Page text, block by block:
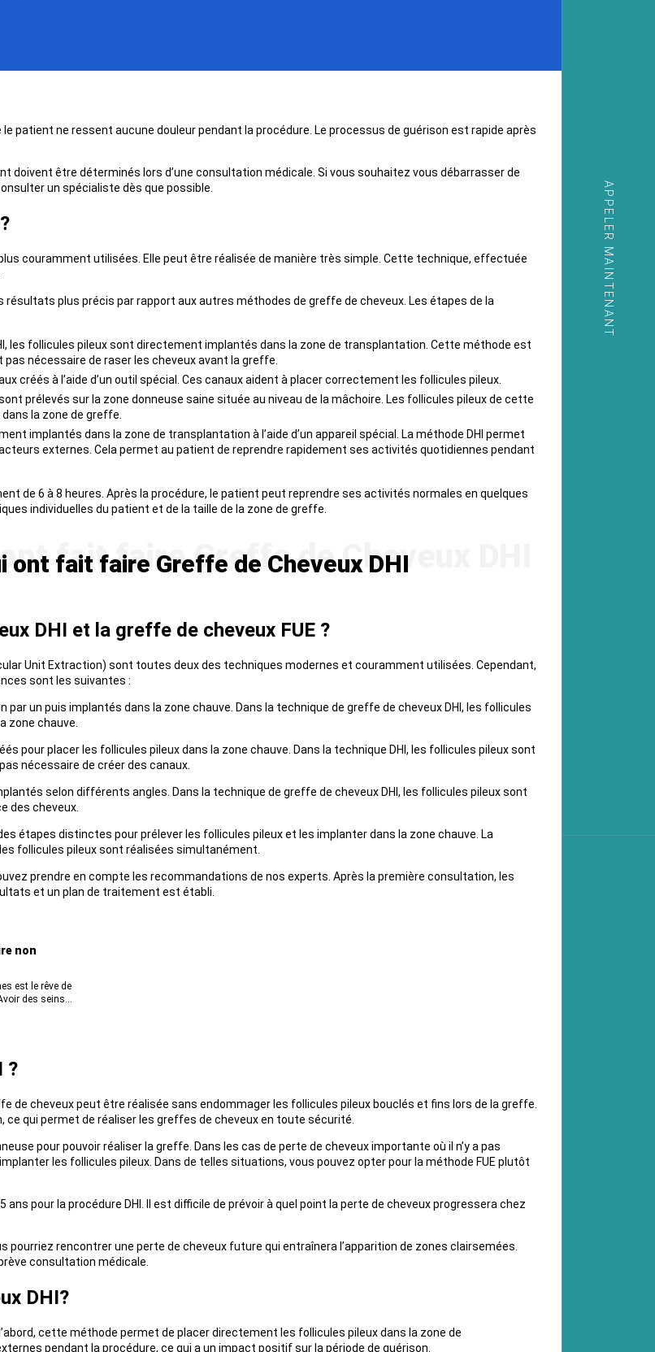
APPELER MAINTENANT
patient ne ressent aucune douleur pendant la procédure. Le processus de guérison est rapide après
être déterminés lors d’une consultation médicale. Si vous souhaitez vous débarrasser de
un spécialiste dès que possible.
couramment utilisées. Elle peut être réalisée de manière très simple. Cette technique, effectuée
plus précis par rapport aux autres méthodes de greffe de cheveux. Les étapes de la
les follicules pileux sont directement implantés dans la zone de transplantation. Cette méthode est
nécessaire de raser les cheveux avant la greffe.
créés à l’aide d’un outil spécial. Ces canaux aident à placer correctement les follicules pileux.
prélevés sur la zone donneuse saine située au niveau de la mâchoire. Les follicules pileux de cette
la zone de greffe.
implantés dans la zone de transplantation à l’aide d’un appareil spécial. La méthode DHI permet
externes. Cela permet au patient de reprendre rapidement ses activités quotidiennes pendant
de 6 à 8 heures. Après la procédure, le patient peut reprendre ses activités normales en quelques
individuelles du patient et de la taille de la zone de greffe.
ont fait faire Greffe de Cheveux DHI
DHI et la greffe de cheveux FUE ?
Unit Extraction) sont toutes deux des techniques modernes et couramment utilisées. Cependant,
sont les suivantes :
un puis implantés dans la zone chauve. Dans la technique de greffe de cheveux DHI, les follicules
zone chauve.
pour placer les follicules pileux dans la zone chauve. Dans la technique DHI, les follicules pileux sont
nécessaire de créer des canaux.
selon différents angles. Dans la technique de greffe de cheveux DHI, les follicules pileux sont
des cheveux.
étapes distinctes pour prélever les follicules pileux et les implanter dans la zone chauve. La
follicules pileux sont réalisées simultanément.
prendre en compte les recommandations de nos experts. Après la première consultation, les
et un plan de traitement est établi.
non
est le rêve de
des seins...
?
de cheveux peut être réalisée sans endommager les follicules pileux bouclés et fins lors de la greffe.
qui permet de réaliser les greffes de cheveux en toute sécurité.
pour pouvoir réaliser la greffe. Dans les cas de perte de cheveux importante où il n’y a pas
les follicules pileux. Dans de telles situations, vous pouvez opter pour la méthode FUE plutôt
pour la procédure DHI. Il est difficile de prévoir à quel point la perte de cheveux progressera chez
rencontrer une perte de cheveux future qui entraînera l’apparition de zones clairsemées.
consultation médicale.
DHI?
cette méthode permet de placer directement les follicules pileux dans la zone de
pendant la procédure, ce qui a un impact positif sur la période de guérison.